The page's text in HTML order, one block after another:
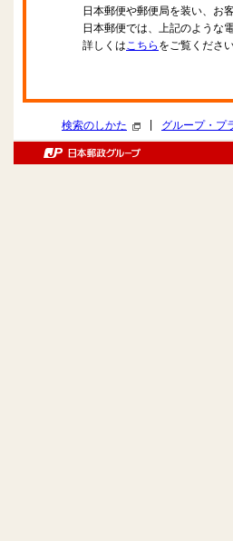
日本郵便や郵便局を装い、お
日本郵便では、上記のような
詳しくはこちら をご覧ください
検索のしかた グループ・プ